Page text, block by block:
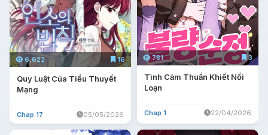
6,622 16
Quy Luật Của Tiểu Thuyết
Mạng
Chap 17 05/05/2026
781 3
Tình Cảm Thuần Khiết Nổi
Loạn
Chap 1 22/04/2026